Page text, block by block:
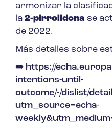
armonizar la
la 2-pirrolidona se
de 2022.
Más detalles sobre
➡ https://
intentions-until-
outcome/-/dislist/
utm_source=echa-